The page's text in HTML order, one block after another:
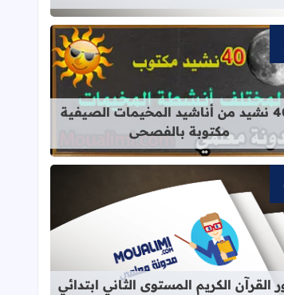
قراءة المزيد عن +40 نشيد من أناشيد المخيمات الصيفية مكتوبة بالفصحى
+40 نشيد من أناشيد المخيمات الصيفية
مكتوبة بالفصحى
قراءة المزيد عن سور القرآن الكريم
القرآن الكريم المستوى الثاني ابتدائي